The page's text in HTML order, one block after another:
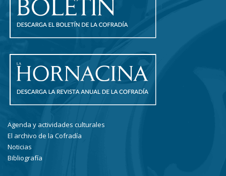
Agenda y actividades culturales
El archivo de la Cofradía
Noticias
Bibliografía